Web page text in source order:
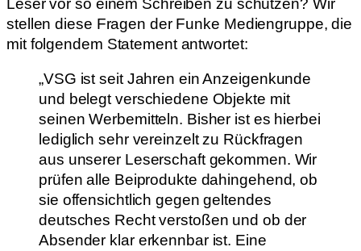
Leser vor so einem Schreiben zu schützen? Wir
stellen diese Fragen der Funke Mediengruppe, die
mit folgendem Statement antwortet:
„VSG ist seit Jahren ein Anzeigenkunde
und belegt verschiedene Objekte mit
seinen Werbemitteln. Bisher ist es hierbei
lediglich sehr vereinzelt zu Rückfragen
aus unserer Leserschaft gekommen. Wir
prüfen alle Beiprodukte dahingehend, ob
sie offensichtlich gegen geltendes
deutsches Recht verstoßen und ob der
Absender klar erkennbar ist. Eine